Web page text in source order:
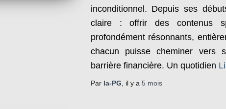
inconditionnel. Depuis ses
claire : offrir des contenus
profondément résonnants,
chacun puisse cheminer vers
barrière financière. Un quotidien
Par la-PG , il y a 5 mois